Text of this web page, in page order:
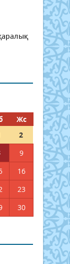
Жс
2
9
16
23
30